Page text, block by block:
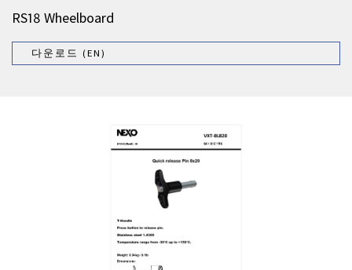
RS18 Wheelboard
다운로드 (EN)